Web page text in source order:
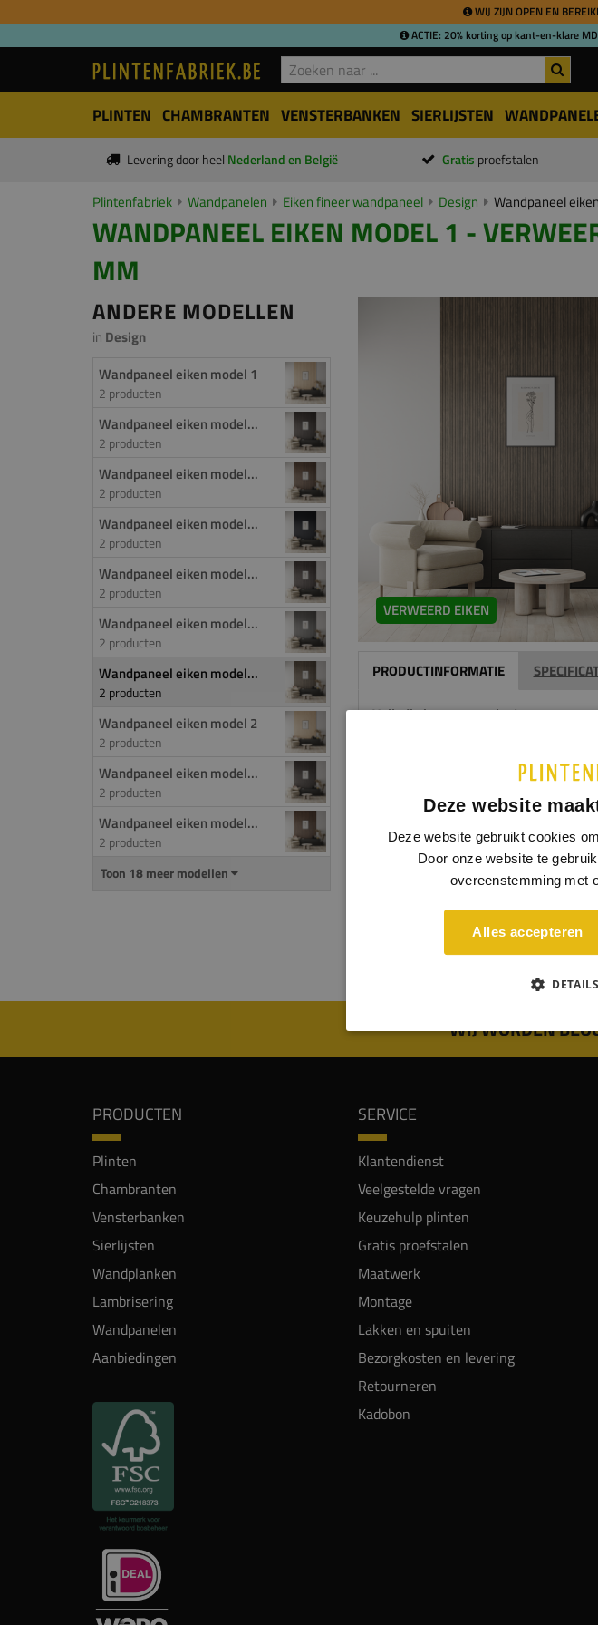
WIJ ZIJN OPEN EN
ACTIE: 20% korting op kant-en-klare
PLINTEN CHAMBRANTEN VENSTERBANKEN SIERLIJSTEN
Levering door heel Nederland en België Gratis proefstalen
Plintenfabriek Wandpanelen Eiken fineer wandpaneel Design Wandpaneel
WANDPANEEL EIKEN MODEL 1 -
MM
ANDERE MODELLEN
in Design
Wandpaneel eiken model 1
2 producten
Wandpaneel eiken model...
2 producten
Wandpaneel eiken model...
2 producten
Wandpaneel eiken model...
2 producten
Wandpaneel eiken model...
2 producten
Wandpaneel eiken model...
2 producten
Wandpaneel eiken model...
2 producten
Wandpaneel eiken model 2
2 producten
Wandpaneel eiken model...
2 producten
Wandpaneel eiken model...
2 producten
Toon 18 meer modellen
VERWEERD EIKEN
PRODUCTINFORMATIE
Volledig houten panelen!
De toplaag van dit wandpaneel
Europees eiken. De eiken toplaag is
18mm dik vochtwerend MDF met
met eiken fineer is vervolgens in onze
WIJ WORDEN
PRODUCTEN
Plinten
Chambranten
Vensterbanken
Sierlijsten
Wandplanken
Lambrisering
Wandpanelen
Aanbiedingen
SERVICE
Klantendienst
Veelgestelde vragen
Keuzehulp plinten
Gratis proefstalen
Maatwerk
Montage
Lakken en spuiten
Bezorgkosten en levering
Retourneren
Kadobon
Deze website
Deze website gebruikt cookies
Door onze website te
overeenstemming met
Alles accepteren